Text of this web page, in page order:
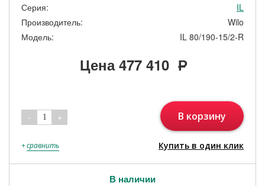
Серия:
IL
Производитель:
Wilo
Модель:
IL 80/190-15/2-R
Цена477 410 Р
- 1 + В корзину
+сравнить Купить в один клик
В наличии